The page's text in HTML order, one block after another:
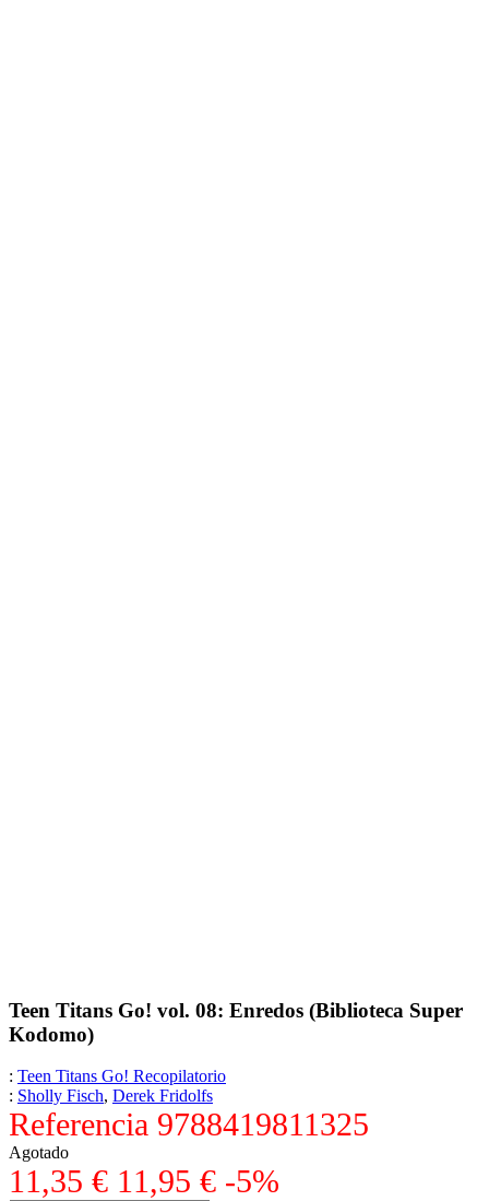
Teen Titans Go! vol. 08: Enredos (Biblioteca Super
Kodomo)
: Teen Titans Go! Recopilatorio
: Sholly Fisch, Derek Fridolfs
Referencia 9788419811325
Agotado
11,35 € 11,95 € -5%